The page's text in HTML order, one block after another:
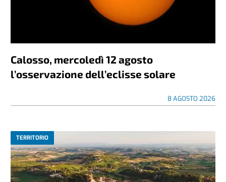
Calosso, mercoledì 12 agosto
l’osservazione dell’eclisse solare
8 AGOSTO 2026
TERRITORIO